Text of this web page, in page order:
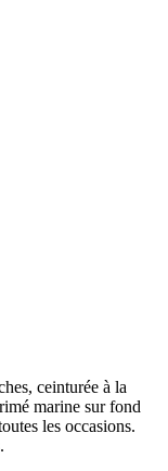
ceinturée à la
marine sur fond
les occasions.